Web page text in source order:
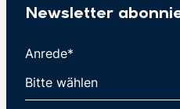
Newsletter
Anrede*